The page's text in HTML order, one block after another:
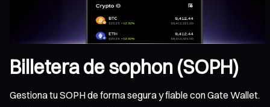
Billetera de sophon (SOPH)
Gestiona tu SOPH de forma segura y fiable con Gate Wallet.